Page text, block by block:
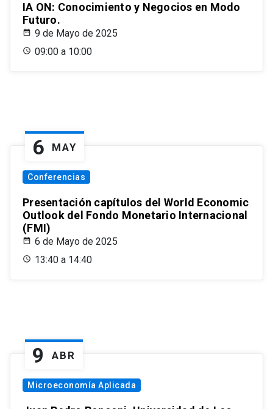
IA ON: Conocimiento y Negocios en Modo
Futuro.
9 de Mayo de 2025
09:00 a 10:00
6 MAY
Conferencias
Presentación capítulos del World Economic
Outlook del Fondo Monetario Internacional
(FMI)
6 de Mayo de 2025
13:40 a 14:40
9 ABR
Microeconomía Aplicada